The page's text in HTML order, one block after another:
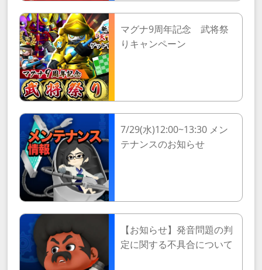
マグナ9周年記念 武将祭
りキャンペーン
7/29(水)12:00~13:30 メン
テナンスのお知らせ
【お知らせ】発音問題の判
定に関する不具合について